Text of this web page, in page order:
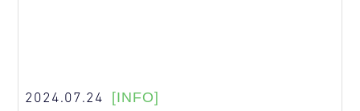
2024.07.24 [INFO]